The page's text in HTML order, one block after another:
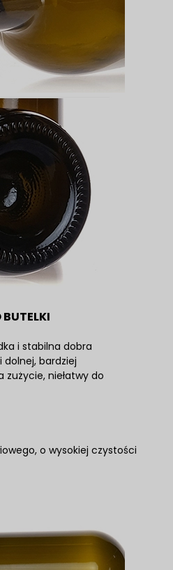
i stabilna dobra
dolnej, bardziej
niełatwy do
o wysokiej czystości